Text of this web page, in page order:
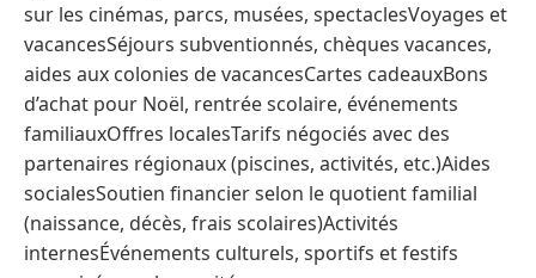
sur les cinémas, parcs, musées, spectaclesVoyages et
vacancesSéjours subventionnés, chèques vacances,
aides aux colonies de vacancesCartes cadeauxBons
d’achat pour Noël, rentrée scolaire, événements
familiauxOffres localesTarifs négociés avec des
partenaires régionaux (piscines, activités, etc.)Aides
socialesSoutien financier selon le quotient familial
(naissance, décès, frais scolaires)Activités
internesÉvénements culturels, sportifs et festifs